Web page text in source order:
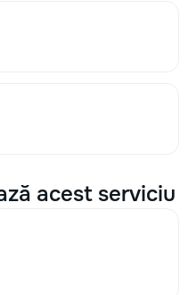
acest serviciu